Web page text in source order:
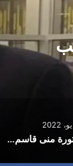
الدكتورة منى قاسم تهنىء المرأة الكويتية بيومها وتؤكد أنها أثبتت تواجدها فى جميع المحافل الداخلية والخارجية